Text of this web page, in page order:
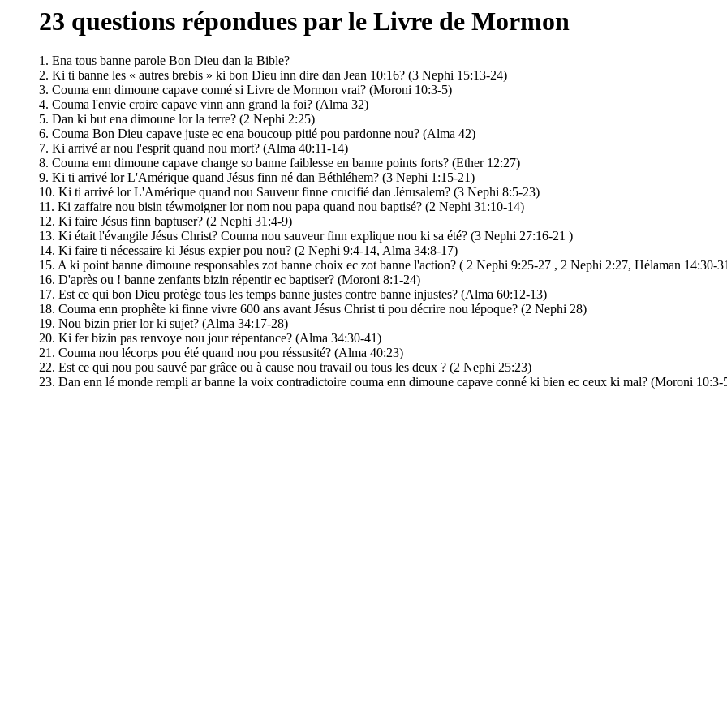
23 questions répondues par le Livre de Mormon
1. Ena tous banne parole Bon Dieu dan la Bible?
2. Ki ti banne les « autres brebis » ki bon Dieu inn dire dan Jean 10:16? (3 Nephi 15:13-24)
3. Couma enn dimoune capave conné si Livre de Mormon vrai? (Moroni 10:3-5)
4. Couma l'envie croire capave vinn ann grand la foi? (Alma 32)
5. Dan ki but ena dimoune lor la terre? (2 Nephi 2:25)
6. Couma Bon Dieu capave juste ec ena boucoup pitié pou pardonne nou? (Alma 42)
7. Ki arrivé ar nou l'esprit quand nou mort? (Alma 40:11-14)
8. Couma enn dimoune capave change so banne faiblesse en banne points forts? (Ether 12:27)
9. Ki ti arrivé lor L'Amérique quand Jésus finn né dan Béthléhem? (3 Nephi 1:15-21)
10. Ki ti arrivé lor L'Amérique quand nou Sauveur finne crucifié dan Jérusalem? (3 Nephi 8:5-23)
11. Ki zaffaire nou bisin téwmoigner lor nom nou papa quand nou baptisé? (2 Nephi 31:10-14)
12. Ki faire Jésus finn baptuser? (2 Nephi 31:4-9)
13. Ki était l'évangile Jésus Christ? Couma nou sauveur finn explique nou ki sa été? (3 Nephi 27:16-21 )
14. Ki faire ti nécessaire ki Jésus expier pou nou? (2 Nephi 9:4-14, Alma 34:8-17)
15. A ki point banne dimoune responsables zot banne choix ec zot banne l'action? ( 2 Nephi 9:25-27 , 2 Nephi 2:27, Hélaman 14:30-
16. D'après ou ! banne zenfants bizin répentir ec baptiser? (Moroni 8:1-24)
17. Est ce qui bon Dieu protège tous les temps banne justes contre banne injustes? (Alma 60:12-13)
18. Couma enn prophête ki finne vivre 600 ans avant Jésus Christ ti pou décrire nou lépoque? (2 Nephi 28)
19. Nou bizin prier lor ki sujet? (Alma 34:17-28)
20. Ki fer bizin pas renvoye nou jour répentance? (Alma 34:30-41)
21. Couma nou lécorps pou été quand nou pou réssusité? (Alma 40:23)
22. Est ce qui nou pou sauvé par grâce ou à cause nou travail ou tous les deux ? (2 Nephi 25:23)
23. Dan enn lé monde rempli ar banne la voix contradictoire couma enn dimoune capave conné ki bien ec ceux ki mal? (Moroni 10:3-